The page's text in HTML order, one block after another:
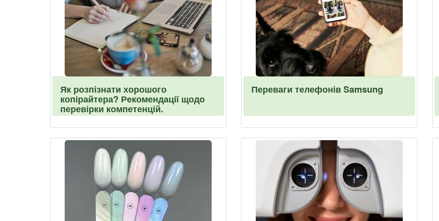
Як розпізнати хорошого
копірайтера? Рекомендації щодо
перевірки компетенцій.
Переваги телефонів Samsung